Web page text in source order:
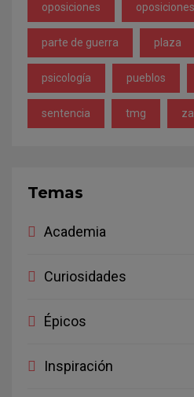
oposiciones
parte de guerra plaza
psicología pueblos
sentencia tmg
Temas
Academia
Curiosidades
Épicos
Inspiración